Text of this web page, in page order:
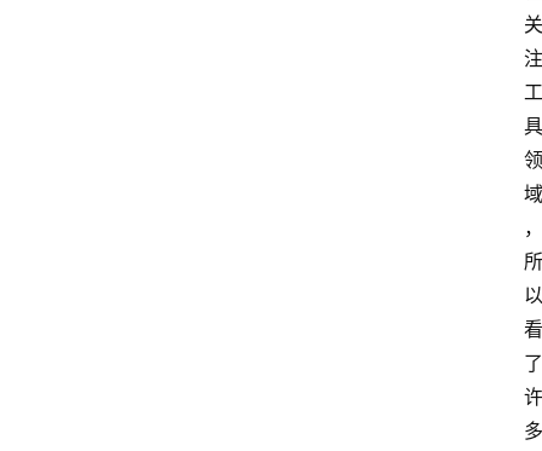
关
注
工
具
领
域
，
所
以
看
了
许
多